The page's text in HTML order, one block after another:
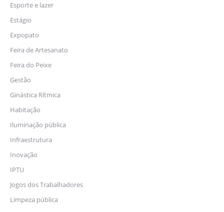
Esporte e lazer
Estágio
Expopato
Feira de Artesanato
Feira do Peixe
Gestão
Ginástica Rítmica
Habitação
Iluminação pública
Infraestrutura
Inovação
IPTU
Jogos dos Trabalhadores
Limpeza pública